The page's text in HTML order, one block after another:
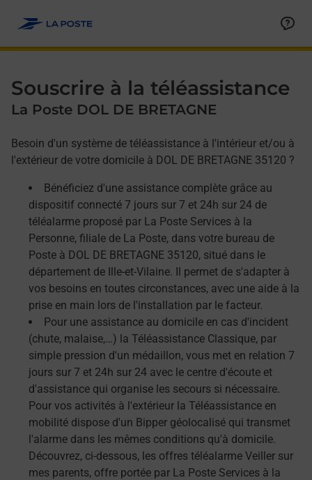
Souscrire à la téléassistance
La Poste DOL DE BRETAGNE
Besoin d'un système de téléassistance à l'intérieur et/ou à
l'extérieur de votre domicile à DOL DE BRETAGNE 35120 ?
Bénéficiez d'une assistance complète grâce au
dispositif connecté 7 jours sur 7 et 24h sur 24 de
téléalarme proposé par La Poste Services à la
Personne, filiale de La Poste, dans votre bureau de
Poste à DOL DE BRETAGNE 35120, situé dans le
département de Ille-et-Vilaine. Il permet de s'adapter à
vos besoins en toutes circonstances, avec une aide à la
prise en main lors de l'installation par le facteur.
Pour une assistance au domicile en cas d'incident
(chute, malaise,…) la Téléassistance Classique, par
simple pression d'un médaillon, vous met en relation 7
jours sur 7 et 24h sur 24 avec le centre d'écoute et
d'assistance qui organise les secours si nécessaire.
Pour vos activités à l'extérieur la Téléassistance en
mobilité dispose d'un Bipper géolocalisé qui transmet
l'alarme dans les mêmes conditions qu'à domicile.
Découvrez, ci-dessous, les offres téléalarme Veiller sur
mes parents, offre portée par La Poste Services à la